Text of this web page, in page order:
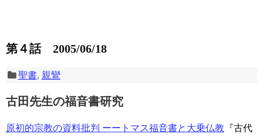
第４話 2005/06/18
聖書, 親鸞
古田先生の福音書研究
原初的宗教の資料批判 ーートマス福音書と大乗仏教 『古代